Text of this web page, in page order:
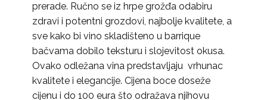
prerade. Ručno se iz hrpe grožđa odabiru
zdravi i potentni grozdovi, najbolje kvalitete, a
sve kako bi vino skladišteno u barrique
bačvama dobilo teksturu i slojevitost okusa.
Ovako odležana vina predstavljaju vrhunac
kvalitete i elegancije. Cijena boce doseže
cijenu i do 100 eura što odražava njihovu